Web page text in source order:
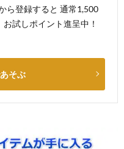
ら登録すると 通常1,500
試しポイント進呈中！
そぶ